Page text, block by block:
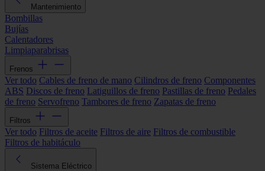
Mantenimiento
Bombillas
Bujías
Calentadores
Limpiaparabrisas
Frenos
Ver todo Cables de freno de mano Cilindros de freno Componentes
ABS Discos de freno Latiguillos de freno Pastillas de freno Pedales
de freno Servofreno Tambores de freno Zapatas de freno
Filtros
Ver todo Filtros de aceite Filtros de aire Filtros de combustible
Filtros de habitáculo
Sistema Eléctrico